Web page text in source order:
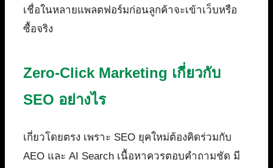
เชื่อในหลายแพลตฟอร์มก่อนลูกค้าจะเข้าเว็บหรือ
ซื้อจริง
Zero-Click Marketing เกี่ยวกับ
SEO อย่างไร
เกี่ยวโดยตรง เพราะ SEO ยุคใหม่ต้องคิดร่วมกับ
AEO และ AI Search เนื้อหาควรตอบคำถามชัด มี